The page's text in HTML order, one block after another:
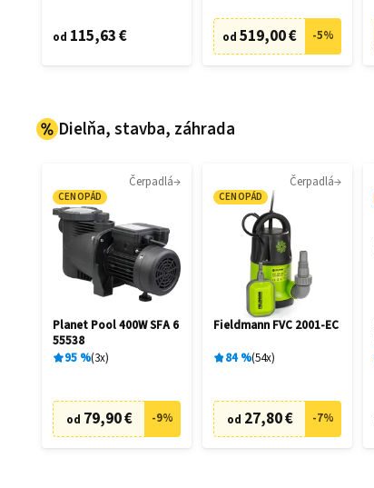
od 115,63 € od 519,00 € -5%
Dielňa, stavba, záhrada
Čerpadlá
CENOPÁD
Planet Pool 400W SFA 6
55538
95 % 3x
od 79,90 € -9%
Čerpadlá
CENOPÁD
Fieldmann FVC 2001-EC
84% 54x
od 27,80 € -7%